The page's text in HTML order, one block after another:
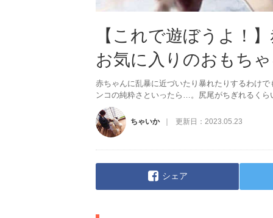
【これで遊ぼうよ！
お気に入りのおもち
赤ちゃんに乱暴に近づいたり暴れたりするわけ
ンコの純粋さといったら…。尻尾がちぎれるく
ちゃいか 更新日： 2023.05.23
シェア